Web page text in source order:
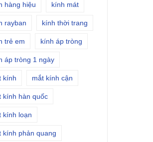
hàng hiệu kính mát
rayban kính thời trang
trẻ em kính áp tròng
áp tròng 1 ngày
kính mắt kính cận
kính hàn quốc
kính loạn
kính phản quang